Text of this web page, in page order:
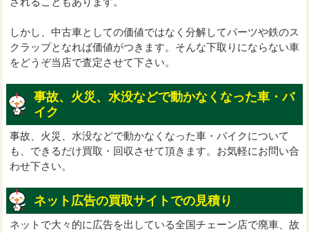
しかし、中古車としての価値ではなく分解してパーツや鉄のス
クラップとなれば価値がつきます。そんな下取りにならない車
をどうぞ当店で査定させて下さい。
事故、火災、水没などで動かなくなった車・バ
イク
事故、火災、水没などで動かなくなった車・バイクについて
も、できるだけ買取・回収させて頂きます。お気軽にお問い合
わせ下さい。
ネット広告の買取サイトでの見積り
ネットで大々的に広告を出している全国チェーン店で廃車、故